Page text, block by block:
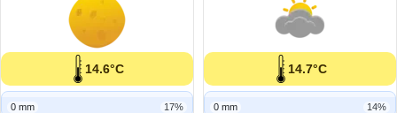
14.6°C
0 mm 17%
14.7°C
0 mm 14%